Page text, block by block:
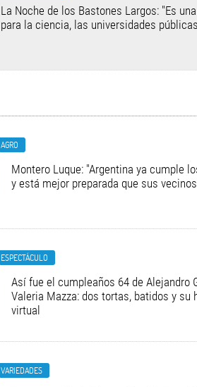
La Noche de los Bastones Largos: "Es
para la ciencia, las universidades
AGRO
Montero Luque: "Argentina ya cumple
y está mejor preparada que sus
ESPECTÁCULO
Así fue el cumpleaños 64 de Alejandro
Valeria Mazza: dos tortas, batidos y su
virtual
VARIEDADES